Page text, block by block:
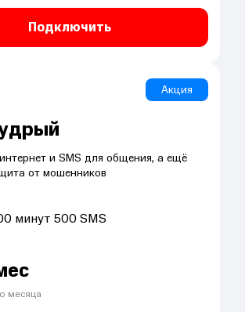
Подключить
Акция
и SMS для общения, а ещё
от мошенников
минут 500SMS
месяца